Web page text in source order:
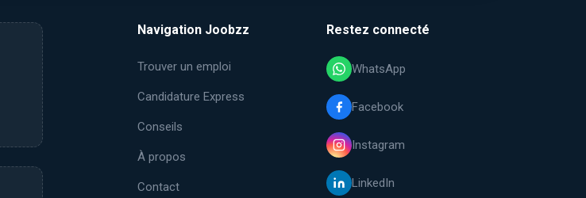
Navigation Joobzz
Trouver un emploi
Candidature Express
Conseils
À propos
Contact
Restez connecté
WhatsApp
Facebook
Instagram
LinkedIn